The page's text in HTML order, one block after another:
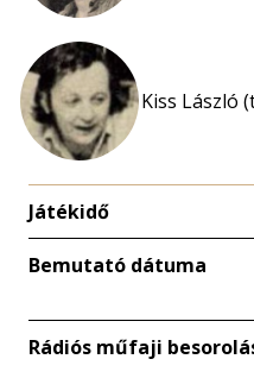
Kiss László
Játékidő
Bemutató dátuma
Rádiós műfaji